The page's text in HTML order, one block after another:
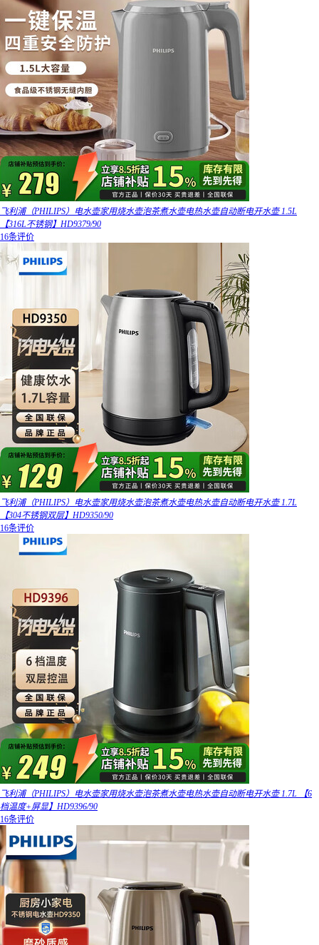
飞利浦（PHILIPS）电水壶家用烧水壶泡茶煮水壶电热水壶自动断电开水壶 1.5L
【316L不锈钢】HD9379/90
16条评价
飞利浦（PHILIPS）电水壶家用烧水壶泡茶煮水壶电热水壶自动断电开水壶 1.7L
【304不锈钢双层】HD9350/90
16条评价
飞利浦（PHILIPS）电水壶家用烧水壶泡茶煮水壶电热水壶自动断电开水壶 1.7L 【6
档温度+屏显】HD9396/90
16条评价